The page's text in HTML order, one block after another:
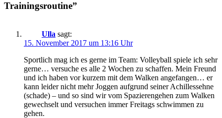
Trainingsroutine”
Ulla sagt:
15. November 2017 um 13:16 Uhr
Sportlich mag ich es gerne im Team: Volleyball spiele ich sehr
gerne… versuche es alle 2 Wochen zu schaffen. Mein Freund
und ich haben vor kurzem mit dem Walken angefangen… er
kann leider nicht mehr Joggen aufgrund seiner Achillessehne
(schade) – und so sind wir vom Spazierengehen zum Walken
gewechselt und versuchen immer Freitags schwimmen zu
gehen.